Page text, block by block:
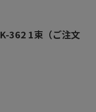
362 1束（ご注文